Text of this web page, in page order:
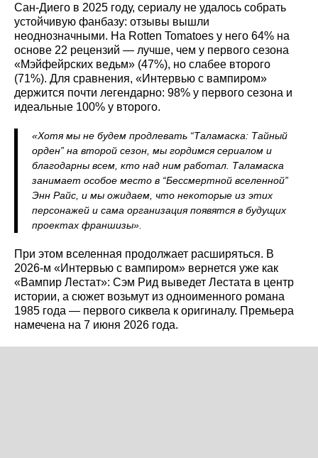
Сан-Диего в 2025 году, сериалу не удалось собрать
устойчивую фанбазу: отзывы вышли
неоднозначными. На Rotten Tomatoes у него 64% на
основе 22 рецензий — лучше, чем у первого сезона
«Мэйфейрских ведьм» (47%), но слабее второго
(71%). Для сравнения, «Интервью с вампиром»
держится почти легендарно: 98% у первого сезона и
идеальные 100% у второго.
«Хотя мы не будем продлевать “Таламаска: Тайный
орден” на второй сезон, мы гордимся сериалом и
благодарны всем, кто над ним работал. Таламаска
занимает особое место в “Бессмертной вселенной”
Энн Райс, и мы ожидаем, что некоторые из этих
персонажей и сама организация появятся в будущих
проектах франшизы».
При этом вселенная продолжает расширяться. В
2026-м «Интервью с вампиром» вернется уже как
«Вампир Лестат»: Сэм Рид выведет Лестата в центр
истории, а сюжет возьмут из одноименного романа
1985 года — первого сиквела к оригиналу. Премьера
намечена на 7 июня 2026 года.